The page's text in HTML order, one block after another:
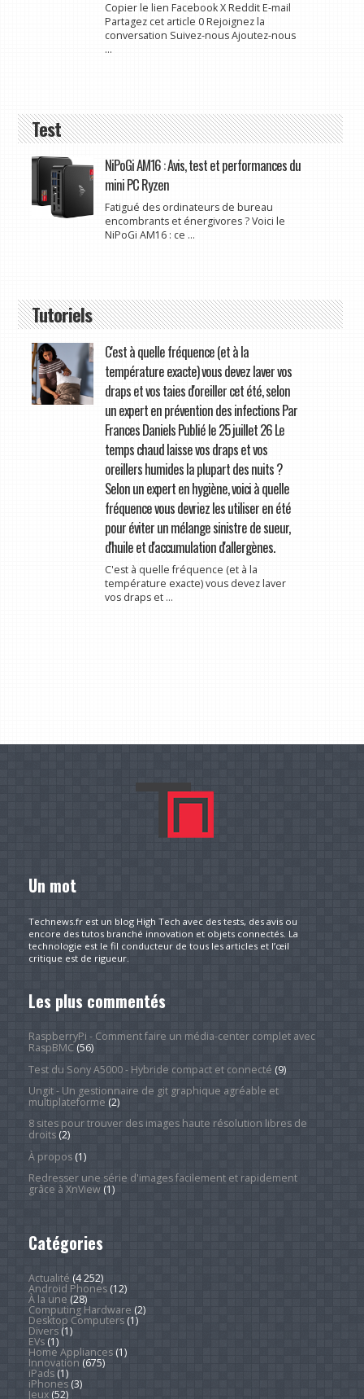
Copier le lien Facebook X Reddit E-mail
Partagez cet article 0 Rejoignez la
conversation Suivez-nous Ajoutez-nous
...
Test
NiPoGi AM16 : Avis, test et performances du
mini PC Ryzen
Fatigué des ordinateurs de bureau
encombrants et énergivores ? Voici le
NiPoGi AM16 : ce ...
Tutoriels
C'est à quelle fréquence (et à la
température exacte) vous devez laver vos
draps et vos taies d'oreiller cet été, selon
un expert en prévention des infections Par
Frances Daniels Publié le 25 juillet 26 Le
temps chaud laisse vos draps et vos
oreillers humides la plupart des nuits ?
Selon un expert en hygiène, voici à quelle
fréquence vous devriez les utiliser en été
pour éviter un mélange sinistre de sueur,
d'huile et d'accumulation d'allergènes.
C'est à quelle fréquence (et à la
température exacte) vous devez laver
vos draps et ...
Un mot
Technews.fr est un blog High Tech avec des tests, des avis ou
encore des tutos branché innovation et objets connectés. La
technologie est le fil conducteur de tous les articles et l’œil
critique est de rigueur.
Les plus commentés
RaspberryPi - Comment faire un média-center complet avec
RaspBMC(56)
Test du Sony A5000 - Hybride compact et connecté (9)
Ungit - Un gestionnaire de git graphique agréable et
multiplateforme (2)
8 sites pour trouver des images haute résolution libres de
droits(2)
À propos(1)
Redresser une série d'images facilement et rapidement
grâce à XnView(1)
Catégories
Actualité (4 252)
Android Phones(12)
À la une (28)
Computing Hardware (2)
Desktop Computers(1)
Divers(1)
EVs(1)
Home Appliances(1)
Innovation (675)
iPads(1)
iPhones(3)
Jeux(52)